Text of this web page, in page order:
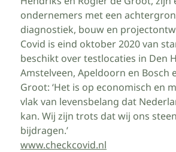
ondernemers met een
diagnostiek, bouw en
Covid is eind oktober 2020 van
beschikt over testlocaties in Den
Amstelveen, Apeldoorn en Bosch
Groot: ‘Het is op economisch en
vlak van levensbelang dat
kan. Wij zijn trots dat wij ons
bijdragen.’
www.checkcovid.nl